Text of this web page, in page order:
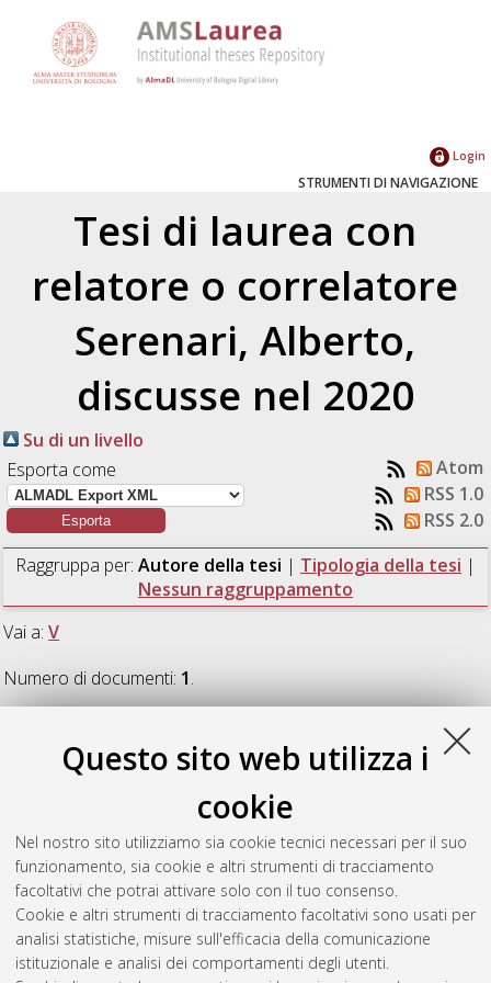
Questo sito web utilizza i
cookie
Nel nostro sito utilizziamo sia cookie tecnici necessari per il suo
funzionamento, sia cookie e altri strumenti di tracciamento
facoltativi che potrai attivare solo con il tuo consenso.
Cookie e altri strumenti di tracciamento facoltativi sono usati per
analisi statistiche, misure sull'efficacia della comunicazione
istituzionale e analisi dei comportamenti degli utenti.
Login
STRUMENTI DI NAVIGAZIONE
Tesi di laurea con
relatore o correlatore
Serenari, Alberto,
discusse nel 2020
Su di un livello
Esporta come
Atom
RSS 1.0
RSS 2.0
Raggruppa per: Autore della tesi | Tipologia della tesi |
Nessun raggruppamento
Vai a:V
Numero di documenti: 1.
Analisi, studio e progettazione di una
all'interno di un flacone trasparente: il caso G.D SpA.[Laurea
magistrale], Università di Bologna, Corso di Studio in
Ingegneria meccanica [LM-DM270], Documento full-text non
disponibile